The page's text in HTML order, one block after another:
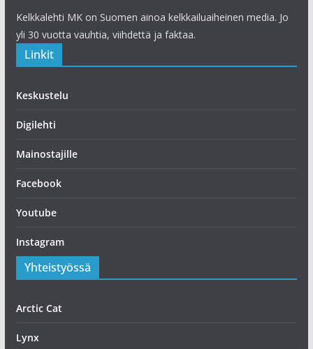
Kelkkalehti MK on Suomen ainoa kelkkailuaiheinen media. Jo
yli 30 vuotta vauhtia, viihdettä ja faktaa.
Linkit
Keskustelu
Digilehti
Mainostajille
Facebook
Youtube
Instagram
Yhteistyössä
Arctic Cat
Lynx